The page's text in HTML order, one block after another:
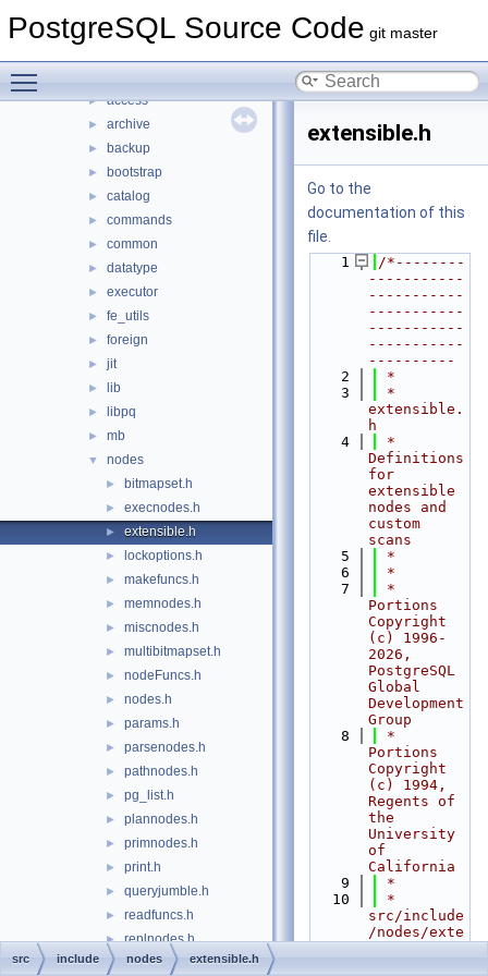
PostgreSQL Source Code git master
► common
► access
► archive
► backup
► bootstrap
► catalog
► commands
► common
► datatype
► executor
► fe_utils
► foreign
► jit
► lib
► libpq
► mb
▼ nodes
► bitmapset.h
► execnodes.h
► extensible.h
► lockoptions.h
► makefuncs.h
► memnodes.h
► miscnodes.h
► multibitmapset.h
► nodeFuncs.h
► nodes.h
► params.h
► parsenodes.h
► pathnodes.h
► pg_list.h
► plannodes.h
► primnodes.h
► print.h
► queryjumble.h
► readfuncs.h
► replnodes.h
► subscripting.h
extensible.h
Go to the
documentation of this
file.
    1
/*--------
-----------
-----------
-----------
-----------
-----------
----------
    2
*
    3
*
extensible.
h
    4
*
Definitions
for
extensible
nodes and
custom
scans
    5
*
    6
*
    7
*
Portions
Copyright
(c) 1996-
2026,
PostgreSQL
Global
Development
Group
    8
*
Portions
Copyright
(c) 1994,
Regents of
the
University
of
California
    9
*
   10
*
src/include
/nodes/exte
src include nodes extensible.h